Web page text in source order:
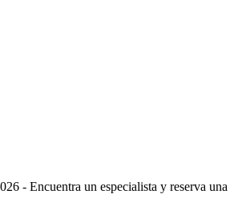
- Encuentra un especialista y reserva una